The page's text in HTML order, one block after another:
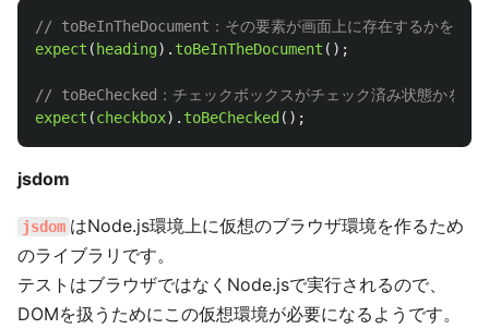
// toBeInTheDocument：その要素が画面上に存在するかを確認
expect ( heading). toBeInTheDocument ();
// toBeChecked：チェックボックスがチェック済み状態かを確
expect (checkbox). toBeChecked ();
jsdom
jsdom はNode.js環境上に仮想のブラウザ環境を作るため
のライブラリです。
テストはブラウザではなくNode.jsで実行されるので、
DOMを扱うためにこの仮想環境が必要になるようです。